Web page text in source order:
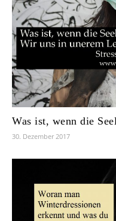
Was ist, wenn die
30. Dezember 2017